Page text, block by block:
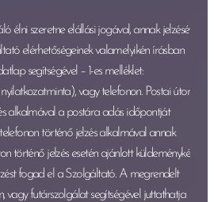
élni szeretne elállási jogával, annak jelzését
elérhetőségeinek valamelyikén írásban
segítségével – 1-es melléklet:
vagy telefonon. Postai úton
alkalmával a postára adás időpontját
történő jelzés alkalmával annak
történő jelzés esetén ajánlott küldeményként,
fogad el a Szolgáltató. A megrendelt
vagy futárszolgálat segítségével juttathatja